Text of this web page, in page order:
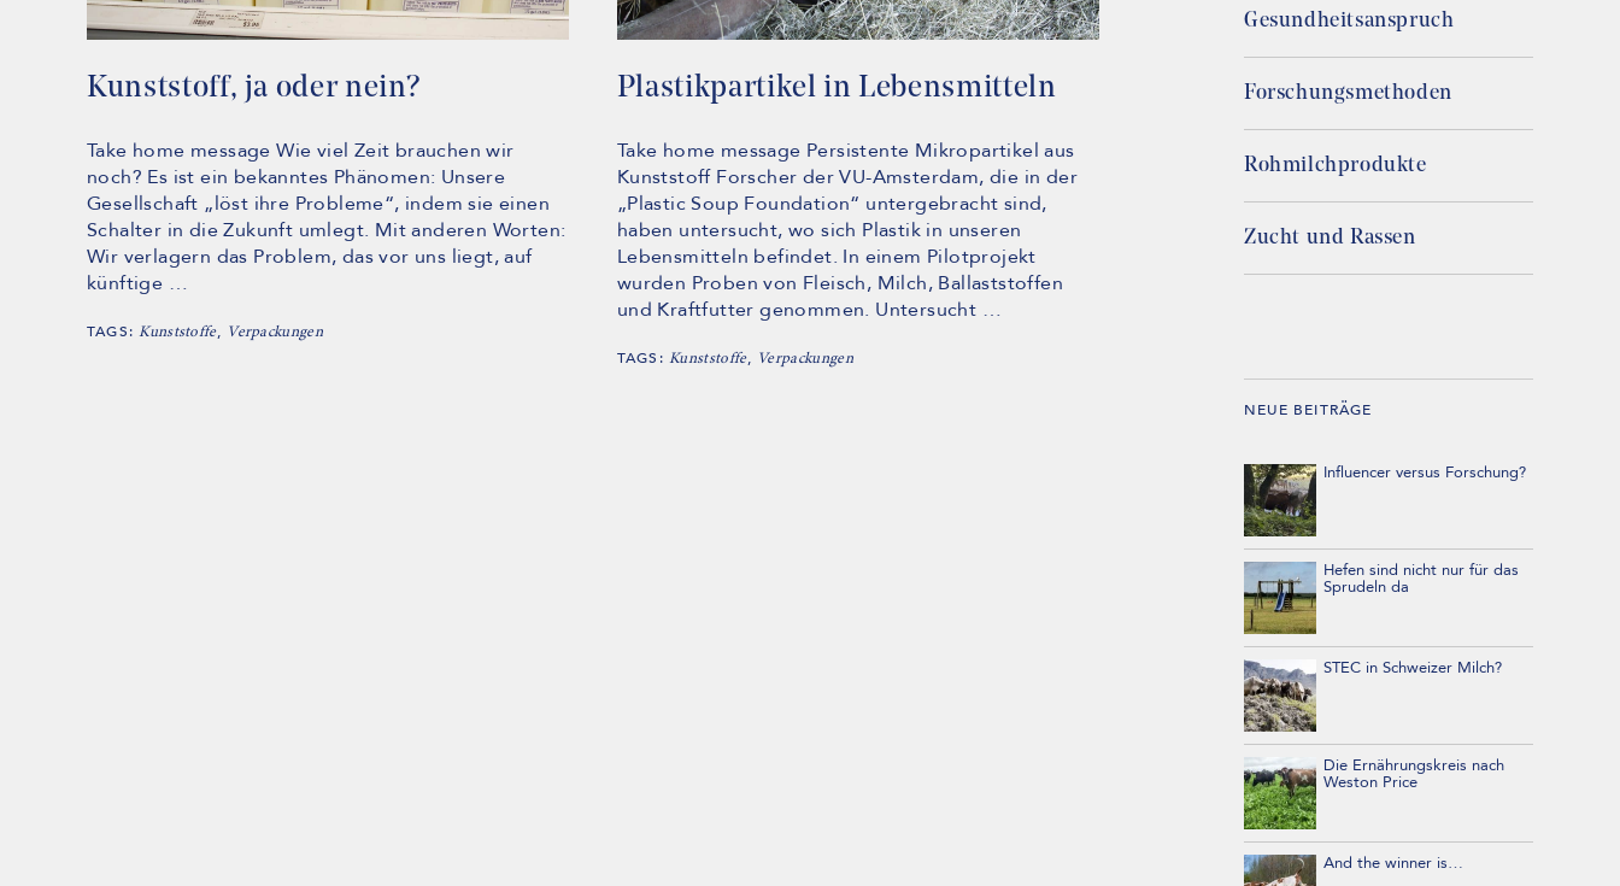
Kunststoff, ja oder nein?
Take home message Wie viel Zeit brauchen wir
noch? Es ist ein bekanntes Phänomen: Unsere
Gesellschaft „löst ihre Probleme“, indem sie einen
Schalter in die Zukunft umlegt. Mit anderen Worten:
Wir verlagern das Problem, das vor uns liegt, auf
künftige …
TAGS:Kunststoffe, Verpackungen
Plastikpartikel in Lebensmitteln
Take home message Persistente Mikropartikel aus
Kunststoff Forscher der VU-Amsterdam, die in der
„Plastic Soup Foundation“ untergebracht sind,
haben untersucht, wo sich Plastik in unseren
Lebensmitteln befindet. In einem Pilotprojekt
wurden Proben von Fleisch, Milch, Ballaststoffen
und Kraftfutter genommen. Untersucht …
TAGS:Kunststoffe, Verpackungen
Gesundheitsanspruch
Forschungsmethoden
Rohmilchprodukte
Zucht und Rassen
NEUE BEITRÄGE
Influencer versus Forschung?
Hefen sind nicht nur für das
Sprudeln da
STEC in Schweizer Milch?
Die Ernährungskreis nach
Weston Price
And the winner is…